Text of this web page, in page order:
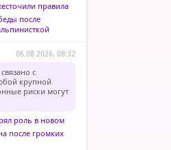
правила
после
06.08.2026, 08:32
с
крупной
риски могут
роль в новом
после громких